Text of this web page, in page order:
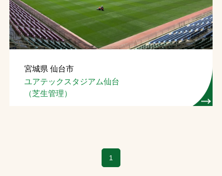
宮城県 仙台市
ユアテックスタジアム仙台
（芝生管理）
1